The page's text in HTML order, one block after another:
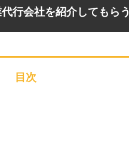
代行会社を紹介してもらう
目次